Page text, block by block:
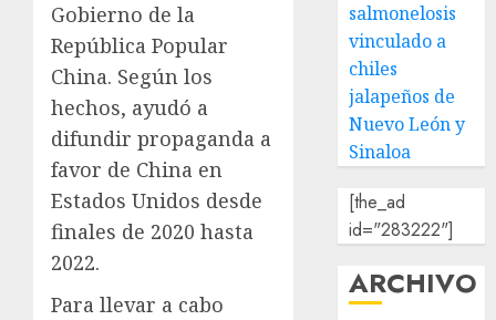
Gobierno de la
República Popular
China. Según los
hechos, ayudó a
difundir propaganda a
favor de China en
Estados Unidos desde
finales de 2020 hasta
2022.
Para llevar a cabo
salmonelosis
vinculado a
chiles
jalapeños de
Nuevo León y
Sinaloa
[the_ad
id="283222"]
ARCHIVO